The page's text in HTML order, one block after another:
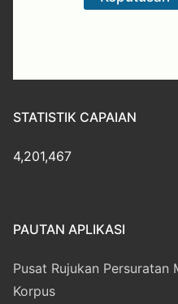
STATISTIK CAPAIAN
4,201,467
PAUTAN APLIKASI
Pusat Rujukan Persuratan
Korpus